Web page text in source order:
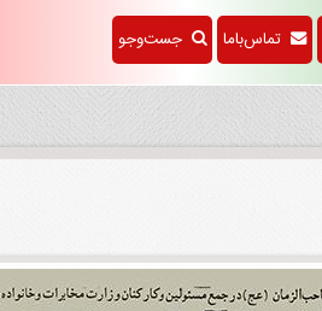
تماس‌باما جست‌وجو